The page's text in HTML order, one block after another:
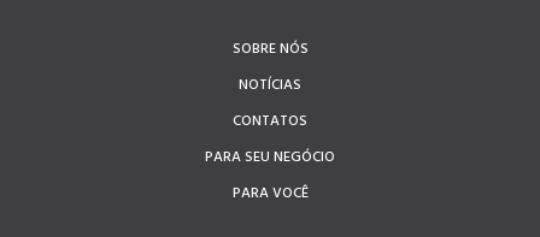
SOBRE NÓS
NOTÍCIAS
CONTATOS
PARA SEU NEGÓCIO
PARA VOCÊ